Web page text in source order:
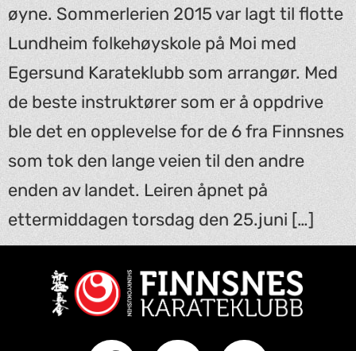
øyne. Sommerlerien 2015 var lagt til flotte
Lundheim folkehøyskole på Moi med
Egersund Karateklubb som arrangør. Med
de beste instruktører som er å oppdrive
ble det en opplevelse for de 6 fra Finnsnes
som tok den lange veien til den andre
enden av landet. Leiren åpnet på
ettermiddagen torsdag den 25.juni […]